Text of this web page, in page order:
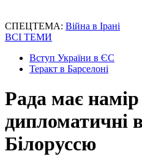
СПЕЦТЕМА: Війна в Ірані
ВСІ ТЕМИ
Вступ України в ЄС
Теракт в Барселоні
Рада має
дипломатичні
Білоруссю